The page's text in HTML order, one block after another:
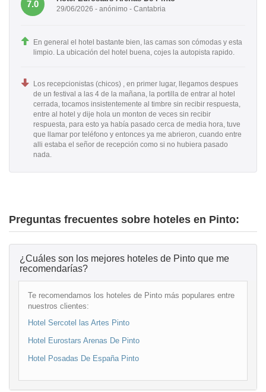
7.0 29/06/2026 - anónimo - Cantabria
En general el hotel bastante bien, las camas son cómodas y esta
limpio. La ubicación del hotel buena, cojes la autopista rapido.
Los recepcionistas (chicos) , en primer lugar, llegamos despues
de un festival a las 4 de la mañana, la portilla de entrar al hotel
cerrada, tocamos insistentemente al timbre sin recibir respuesta,
entre al hotel y dije hola un monton de veces sin recibir
respuesta, para esto ya había pasado cerca de media hora, tuve
que llamar por teléfono y entonces ya me abrieron, cuando entre
alli estaba el señor de recepción como si no hubiera pasado
nada.
Preguntas frecuentes sobre hoteles en Pinto:
¿Cuáles son los mejores hoteles de Pinto que me
recomendarías?
Te recomendamos los hoteles de Pinto más populares entre
nuestros clientes:
Hotel Sercotel las Artes Pinto
Hotel Eurostars Arenas De Pinto
Hotel Posadas De España Pinto